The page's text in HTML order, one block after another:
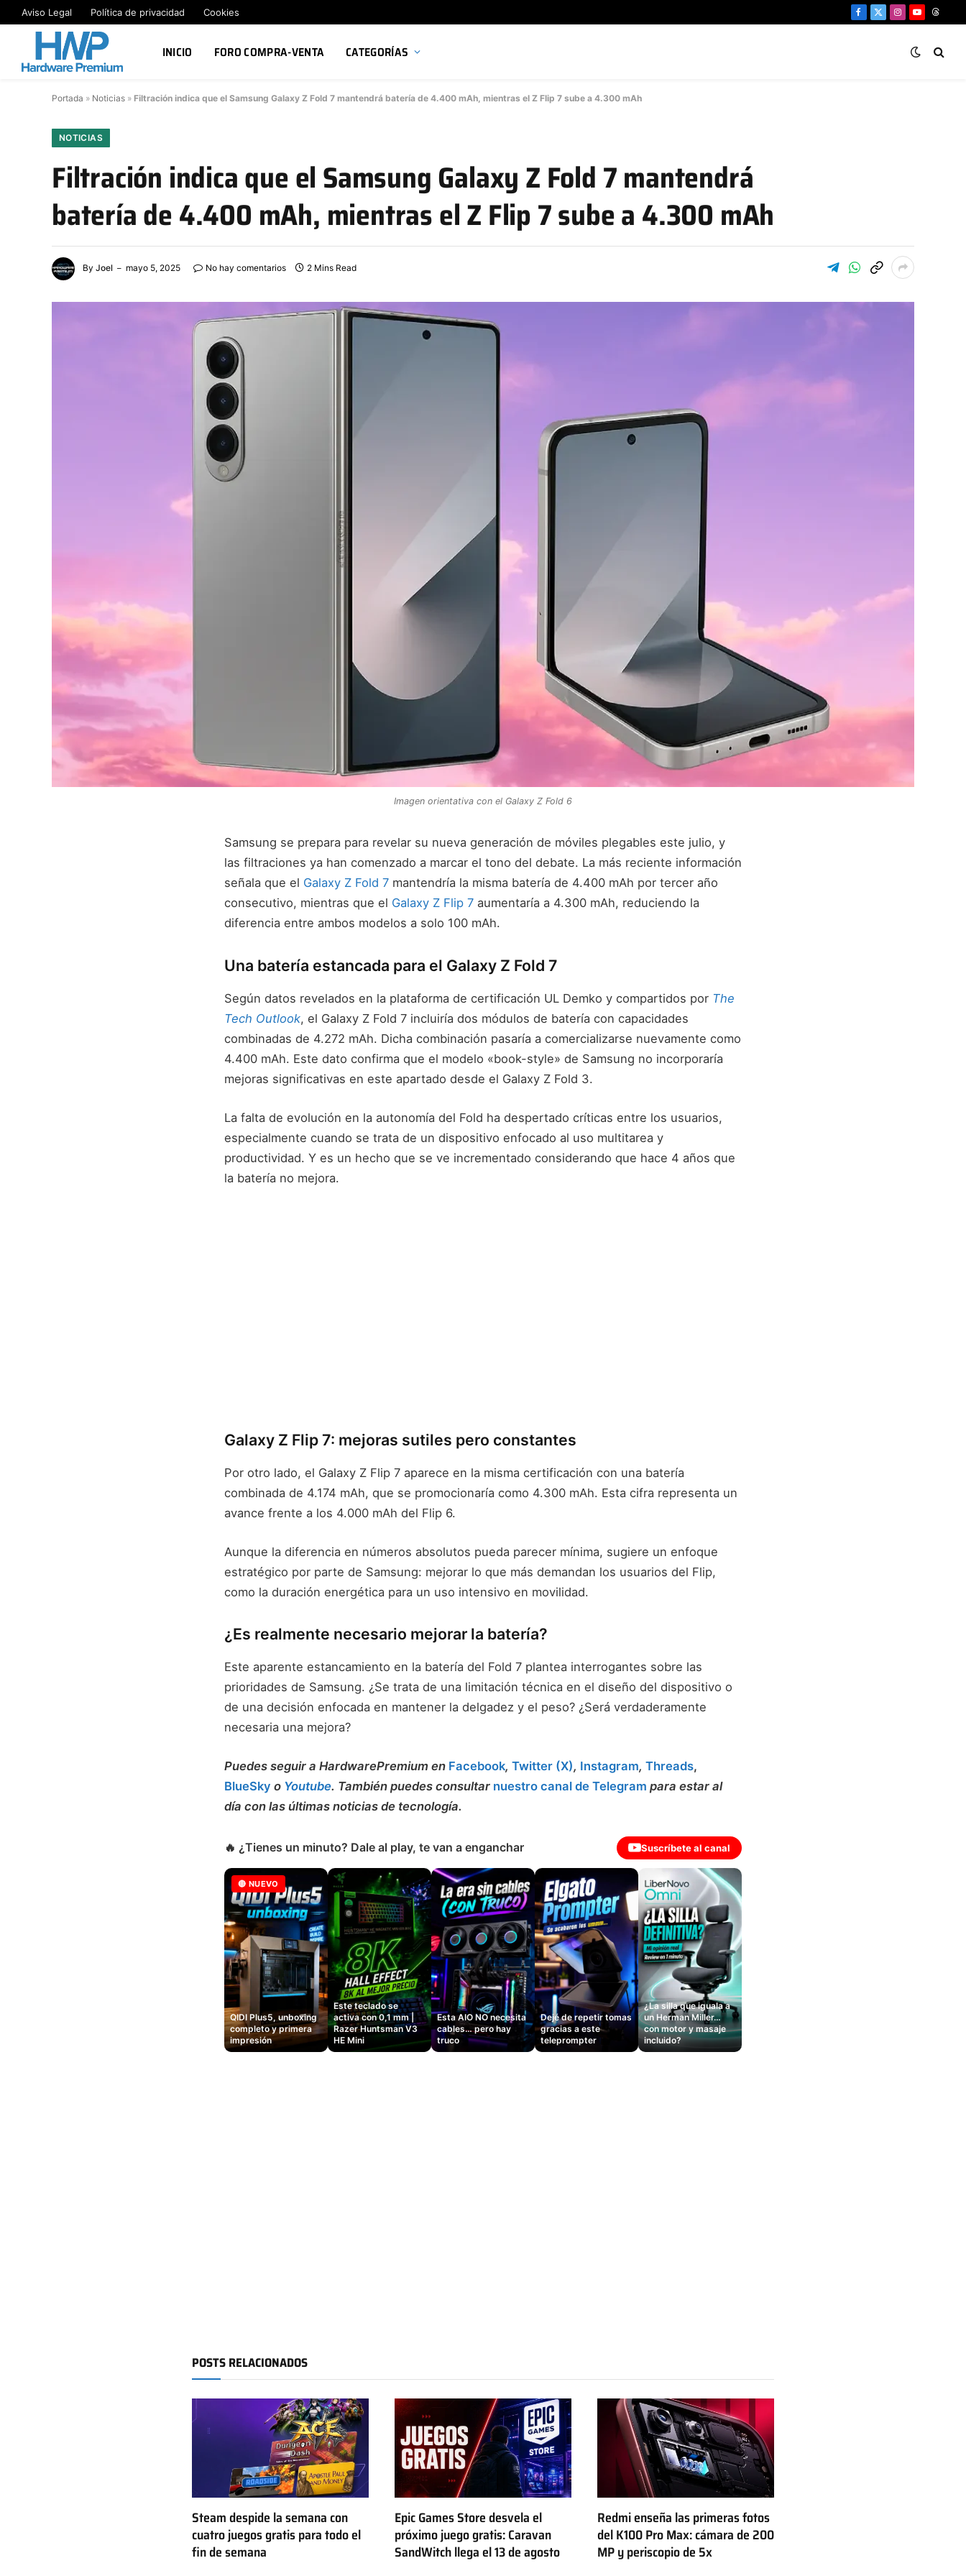
Aviso Legal Política de privacidad Cookies
Facebook
X
Instagram
YouTube
INICIO FORO COMPRA-VENTA CATEGORÍAS
Portada » Noticias » Filtración indica que el Samsung Galaxy Z Fold 7 mantendrá batería de 4.400 mAh, mientras el Z Flip 7 sube a 4.300 mAh
NOTICIAS
Filtración indica que el Samsung Galaxy Z Fold 7 mantendrá
batería de 4.400 mAh, mientras el Z Flip 7 sube a 4.300 mAh
By Joel mayo 5, 2025 No hay comentarios 2 Mins Read
Imagen orientativa con el Galaxy Z Fold 6
Samsung se prepara para revelar su nueva generación de móviles plegables este julio, y
las filtraciones ya han comenzado a marcar el tono del debate. La más reciente información
señala que el Galaxy Z Fold 7 mantendría la misma batería de 4.400 mAh por tercer año
consecutivo, mientras que el Galaxy Z Flip 7 aumentaría a 4.300 mAh, reduciendo la
diferencia entre ambos modelos a solo 100 mAh.
Una batería estancada para el Galaxy Z Fold 7
Según datos revelados en la plataforma de certificación UL Demko y compartidos por The
Tech Outlook, el Galaxy Z Fold 7 incluiría dos módulos de batería con capacidades
combinadas de 4.272 mAh. Dicha combinación pasaría a comercializarse nuevamente como
4.400 mAh. Este dato confirma que el modelo «book-style» de Samsung no incorporaría
mejoras significativas en este apartado desde el Galaxy Z Fold 3.
La falta de evolución en la autonomía del Fold ha despertado críticas entre los usuarios,
especialmente cuando se trata de un dispositivo enfocado al uso multitarea y
productividad. Y es un hecho que se ve incrementado considerando que hace 4 años que
la batería no mejora.
Galaxy Z Flip 7: mejoras sutiles pero constantes
Por otro lado, el Galaxy Z Flip 7 aparece en la misma certificación con una batería
combinada de 4.174 mAh, que se promocionaría como 4.300 mAh. Esta cifra representa un
avance frente a los 4.000 mAh del Flip 6.
Aunque la diferencia en números absolutos pueda parecer mínima, sugiere un enfoque
estratégico por parte de Samsung: mejorar lo que más demandan los usuarios del Flip,
como la duración energética para un uso intensivo en movilidad.
¿Es realmente necesario mejorar la batería?
Este aparente estancamiento en la batería del Fold 7 plantea interrogantes sobre las
prioridades de Samsung. ¿Se trata de una limitación técnica en el diseño del dispositivo o
de una decisión enfocada en mantener la delgadez y el peso? ¿Será verdaderamente
necesaria una mejora?
Puedes seguir a HardwarePremium en Facebook, Twitter (X), Instagram, Threads,
BlueSky o Youtube. También puedes consultar nuestro canal de Telegram para estar al
día con las últimas noticias de tecnología.
🔥 ¿Tienes un minuto? Dale al play, te van a enganchar Suscríbete al canal
🔴 NUEVO
QIDI Plus5, unboxing
completo y primera
impresión
Este teclado se
activa con 0,1 mm |
Razer Huntsman V3
HE Mini
Esta AIO NO necesita
cables… pero hay
truco
Dejé de repetir tomas
gracias a este
teleprompter
¿La silla que iguala a
un Herman Miller…
con motor y masaje
incluido?
POSTS RELACIONADOS
Steam despide la semana con
cuatro juegos gratis para todo el
fin de semana
Epic Games Store desvela el
próximo juego gratis: Caravan
SandWitch llega el 13 de agosto
Redmi enseña las primeras fotos
del K100 Pro Max: cámara de 200
MP y periscopio de 5x